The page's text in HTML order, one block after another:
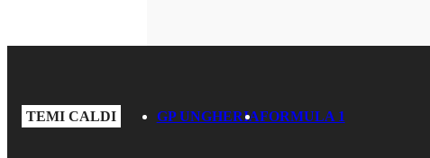
TEMI CALDI GP UNGHERIAFORMULA 1